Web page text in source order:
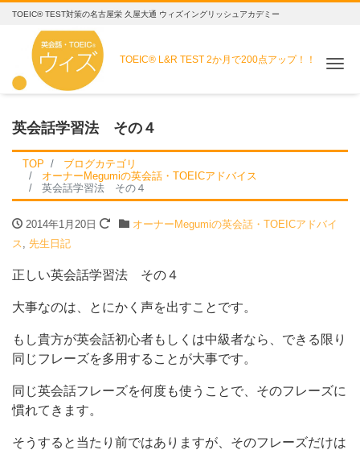
TOEIC® TEST対策の名古屋栄 久屋大通 ウィズイングリッシュアカデミー
TOEIC® L&R TEST2か月で200点アップ！！
英会話学習法 その４
TOP
ブログカテゴリ
オーナーMegumiの英会話・TOEICアドバイス
英会話学習法 その４
2014年1月20日
オーナーMegumiの英会話・TOEICアドバイ
ス, 先生日記
正しい英会話学習法 その４
大事なのは、とにかく声を出すことです。
もし貴方が英会話初心者もしくは中級者なら、できる限り
同じフレーズを多用することが大事です。
同じ英会話フレーズを何度も使うことで、そのフレーズに
慣れてきます。
そうすると当たり前ではありますが、そのフレーズだけは